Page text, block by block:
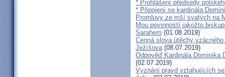
* Prohlášení předsedy
* Připojení se kardinála
Promluvy ze mší svatých na
Mou povinností jakožto
Sarahem (01.08.2019)
Cenná slova útěchy
Ježíšova(08.07.2019)
Odpověď Kardinála Dominika
(02.07.2019)
Vyznání pravd vztahujících